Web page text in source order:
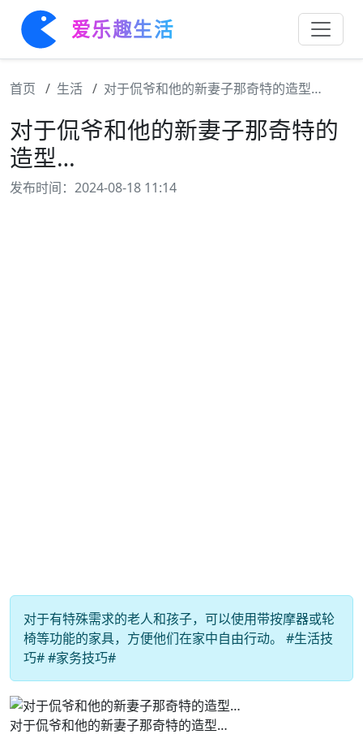
爱乐趣生活
首页 生活 对于侃爷和他的新妻子那奇特的造型…
对于侃爷和他的新妻子那奇特的
造型…
发布时间：2024-08-18 11:14
对于有特殊需求的老人和孩子，可以使用带按摩器或轮
椅等功能的家具，方便他们在家中自由行动。 #生活技
巧# #家务技巧#
对于侃爷和他的新妻子那奇特的造型…